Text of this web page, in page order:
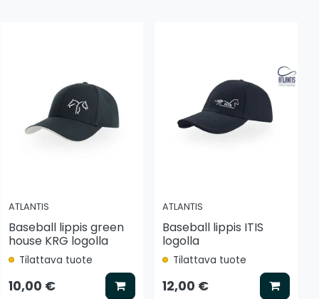
vaihtoehto
ATLANTIS
Baseball lippis green
house KRG logolla
Tilattava tuote
10,00 € Lisää koriin
ATLANTIS
Baseball lippis ITIS
logolla
Tilattava tuote
12,00 € Lisää